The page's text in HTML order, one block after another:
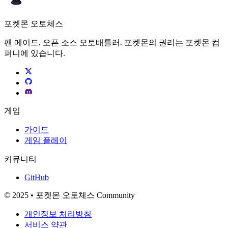
포켓몬 오토체스
팬 메이드, 오픈 소스 오토배틀러. 포켓몬의 권리는 포켓몬 컴
퍼니에 있습니다.
게임
가이드
게임 플레이
커뮤니티
GitHub
© 2025 • 포켓몬 오토체스 Community
개인정보 처리방침
서비스 약관